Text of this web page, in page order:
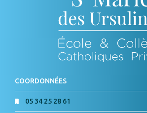
COORDONNÉES
05 34 25 28 61